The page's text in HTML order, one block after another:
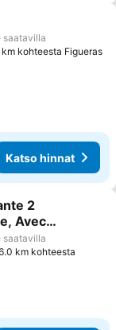
saatavilla
kohteesta Figueras
Katso hinnat
2
Avec
Roses
saatavilla
km kohteesta